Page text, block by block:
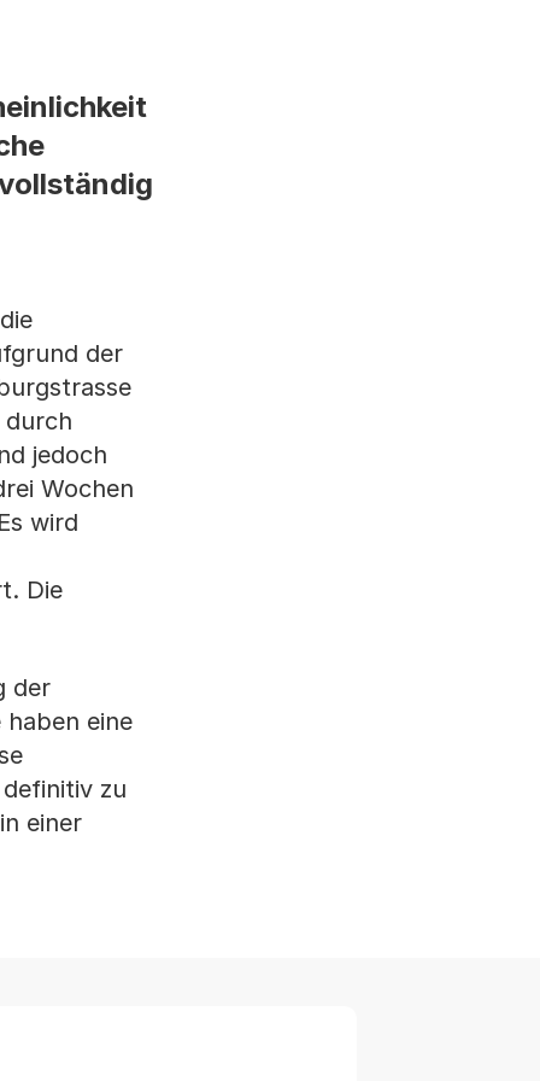
der
durch
jedoch
Wochen
wird
Die
der
eine
zu
einer